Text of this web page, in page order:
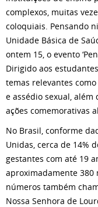
complexos, muitas
coloquiais. Pensando
Unidade Básica de
ontem 15, o evento
Dirigido aos
temas relevantes
e assédio sexual,
ações comemorativas
No Brasil, conforme
Unidas, cerca de 14%
gestantes com até 19
aproximadamente 380
números também
Nossa Senhora de